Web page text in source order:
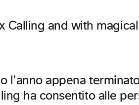
l’anno appena
ha consentito alle